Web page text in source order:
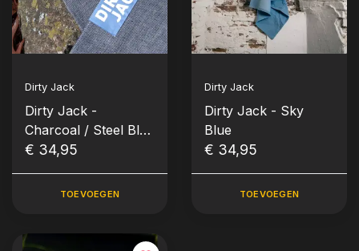
Dirty Jack
Dirty Jack -
Charcoal / Steel Blue
Label
€ 34,95
TOEVOEGEN
Dirty Jack
Dirty Jack - Sky
Blue
€ 34,95
TOEVOEGEN